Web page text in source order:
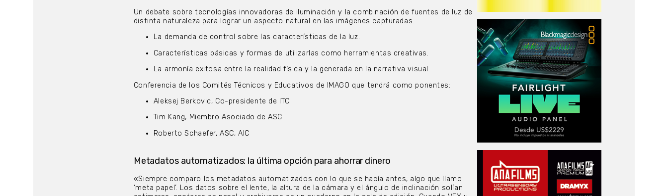
Un debate sobre tecnologías innovadoras de iluminación y la combinación de fuentes de luz de
distinta naturaleza para lograr un aspecto natural en las imágenes capturadas.
La demanda de control sobre las características de la luz.
Características básicas y formas de utilizarlas como herramientas creativas.
La armonía exitosa entre la realidad física y la generada en la narrativa visual.
Conferencia de los Comités Técnicos y Educativos de IMAGO que tendrá como ponentes:
Aleksej Berkovic, Co-presidente de ITC
Tim Kang, Miembro Asociado de ASC
Roberto Schaefer, ASC, AIC
Metadatos automatizados: la última opción para ahorrar dinero
«Siempre comparo los metadatos automatizados con lo que se hacía antes, algo que llamo
‘meta papel’. Los datos sobre el lente, la altura de la cámara y el ángulo de inclinación solían